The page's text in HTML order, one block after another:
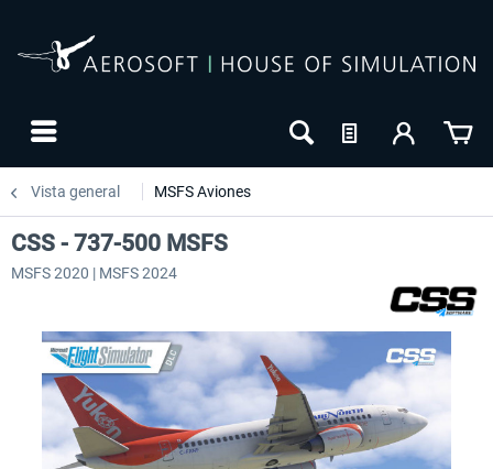
Vista general MSFS Aviones
CSS - 737-500 MSFS
MSFS 2020 | MSFS 2024